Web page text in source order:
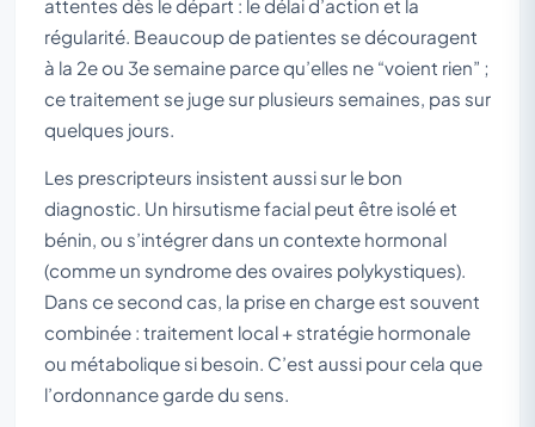
attentes dès le départ : le délai d’action et la
régularité. Beaucoup de patientes se découragent
à la 2e ou 3e semaine parce qu’elles ne “voient rien” ;
ce traitement se juge sur plusieurs semaines, pas sur
quelques jours.
Les prescripteurs insistent aussi sur le bon
diagnostic. Un hirsutisme facial peut être isolé et
bénin, ou s’intégrer dans un contexte hormonal
(comme un syndrome des ovaires polykystiques).
Dans ce second cas, la prise en charge est souvent
combinée : traitement local + stratégie hormonale
ou métabolique si besoin. C’est aussi pour cela que
l’ordonnance garde du sens.